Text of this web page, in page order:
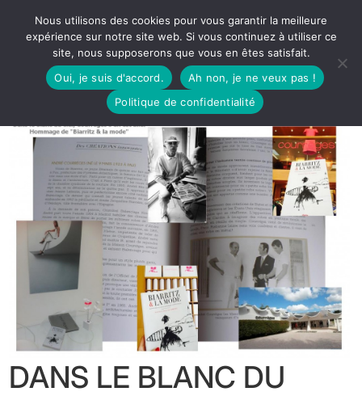
DANS LE BLANC DU
Nous utilisons des cookies pour vous garantir la meilleure
expérience sur notre site web. Si vous continuez à utiliser ce
site, nous supposerons que vous en êtes satisfait.
Oui, je suis d'accord.
Ah non, je ne veux pas !
Politique de confidentialité